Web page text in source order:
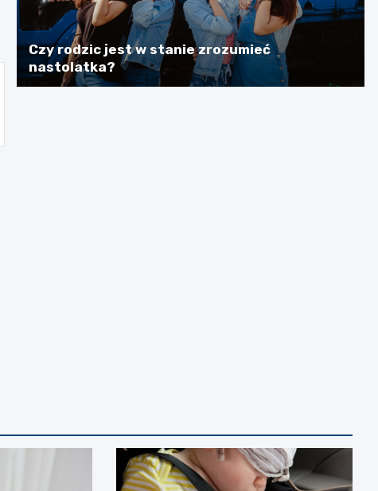
Czy rodzic jest w stanie zrozumieć
nastolatka?